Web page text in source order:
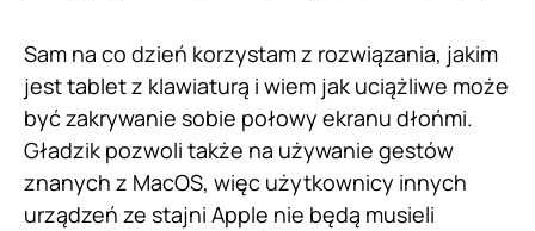
Sam na co dzień korzystam z rozwiązania, jakim
jest tablet z klawiaturą i wiem jak uciążliwe może
być zakrywanie sobie połowy ekranu dłońmi.
Gładzik pozwoli także na używanie gestów
znanych z MacOS, więc użytkownicy innych
urządzeń ze stajni Apple nie będą musieli